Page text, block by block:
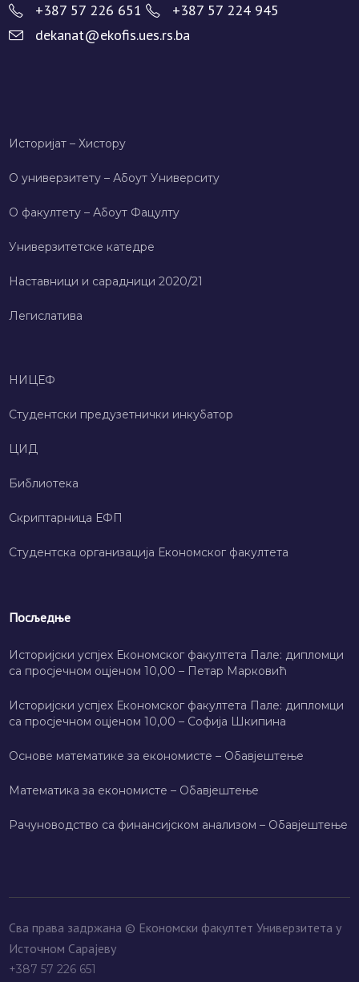
+387 57 226 651
+387 57 224 945
dekanat@ekofis.ues.rs.ba
Историјат – Хисторy
О универзитету – Абоут Университy
О факултету – Абоут Фацултy
Универзитетске катедре
Наставници и сарадници 2020/21
Легислатива
НИЦЕФ
Студентски предузетнички инкубатор
ЦИД
Библиотека
Скриптарница ЕФП
Студентска организација Економског факултета
Посљедње
Историјски успјех Економског факултета Пале: дипломци
са просјечном оцјеном 10,00 – Петар Марковић
Историјски успјех Економског факултета Пале: дипломци
са просјечном оцјеном 10,00 – Софија Шкипина
Основе математике за економисте – Обавјештење
Математика за економисте – Обавјештење
Рачуноводство са финансијском анализом – Обавјештење
Сва права задржана © Економски факултет Универзитета у
Источном Сарајеву
+387 57 226 651